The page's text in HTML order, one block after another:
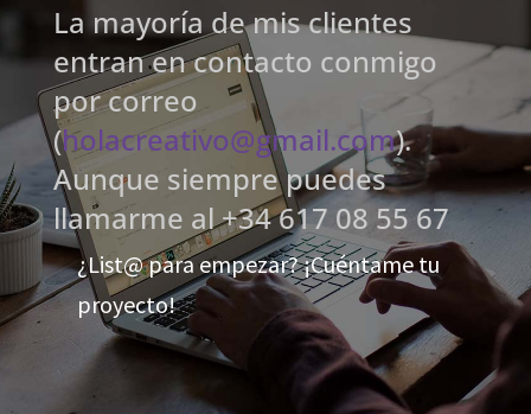
La mayoría de mis clientes
entran en contacto conmigo
por correo
(holacreativo@gmail.com).
Aunque siempre puedes
llamarme al +34 617 08 55 67
¿List@ para empezar? ¡Cuéntame tu
proyecto!